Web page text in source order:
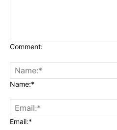
Comment:
Name:*
Email:*